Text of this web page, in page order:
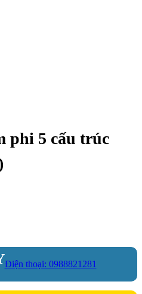
phi 5 cấu trúc
Điện thoại: 0988821281